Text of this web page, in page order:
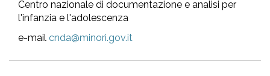
Centro nazionale di documentazione e analisi per
l'infanzia e l'adolescenza
e-mail cnda@minori.gov.it